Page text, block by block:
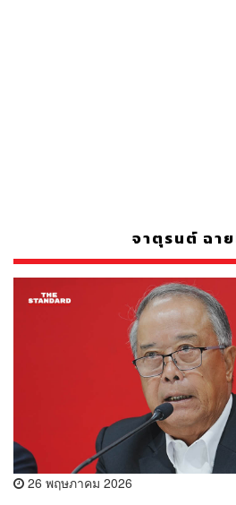
จาตุรนต์ ฉา
26 พฤษภาคม 2026